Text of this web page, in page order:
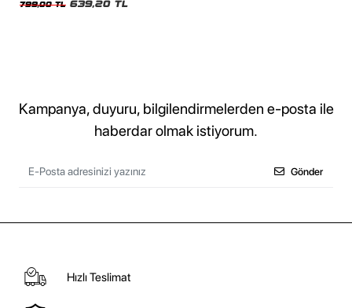
799,00 TL 639,20 TL
Kampanya, duyuru, bilgilendirmelerden e-posta ile
haberdar olmak istiyorum.
Gönder
Hızlı Teslimat